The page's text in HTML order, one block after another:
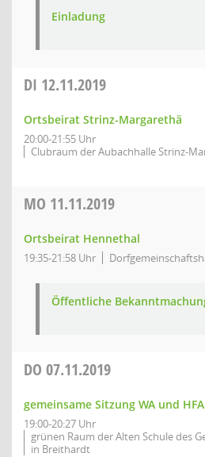
Einladung
DI 12.11.2019
Ortsbeirat Strinz-Margarethä
20:00-21:55 Uhr
Clubraum der Aubachhalle Strinz-
MO 11.11.2019
Ortsbeirat Hennethal
19:35-21:58 Uhr
Öffentliche
DO 07.11.2019
gemeinsame Sitzung WA und HFA
19:00-20:27 Uhr
grünen Raum der Alten Schule des
in Breithardt